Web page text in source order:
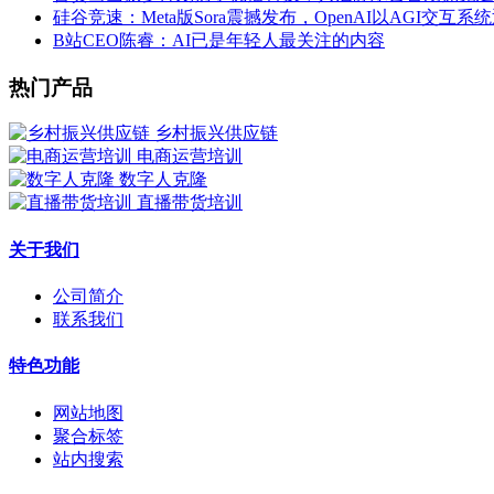
硅谷竞速：Meta版Sora震撼发布，OpenAI以AGI交互系
B站CEO陈睿：AI已是年轻人最关注的内容
热门产品
乡村振兴供应链
电商运营培训
数字人克隆
直播带货培训
关于我们
公司简介
联系我们
特色功能
网站地图
聚合标签
站内搜索